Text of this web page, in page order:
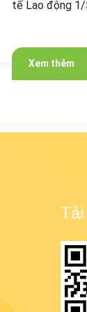
tế Lao động 1/
Xem thêm